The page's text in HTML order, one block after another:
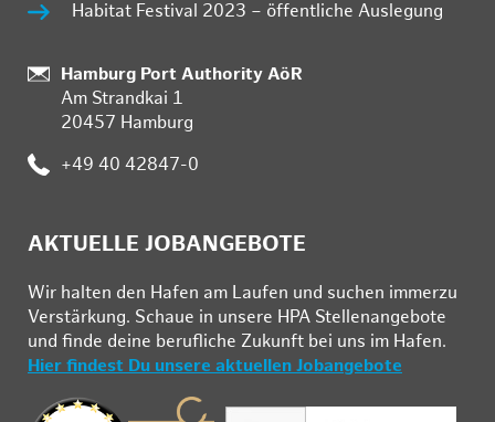
Habitat Festival 2023 – öffentliche Auslegung
Standort:
Hamburg Port Authority AöR
Am Strandkai 1
20457 Hamburg
Telefon:
+49 40 42847-0
AKTUELLE JOBANGEBOTE
Wir hal­ten den Ha­fen am Lau­fen und su­chen im­mer­zu
Ver­stär­kung. Schau­e in un­se­re HPA Stel­len­an­ge­bo­te
und fin­de deine be­ruf­li­che Zu­kunft bei uns im Ha­fen.
Hier findest Du unsere aktuellen Jobangebote